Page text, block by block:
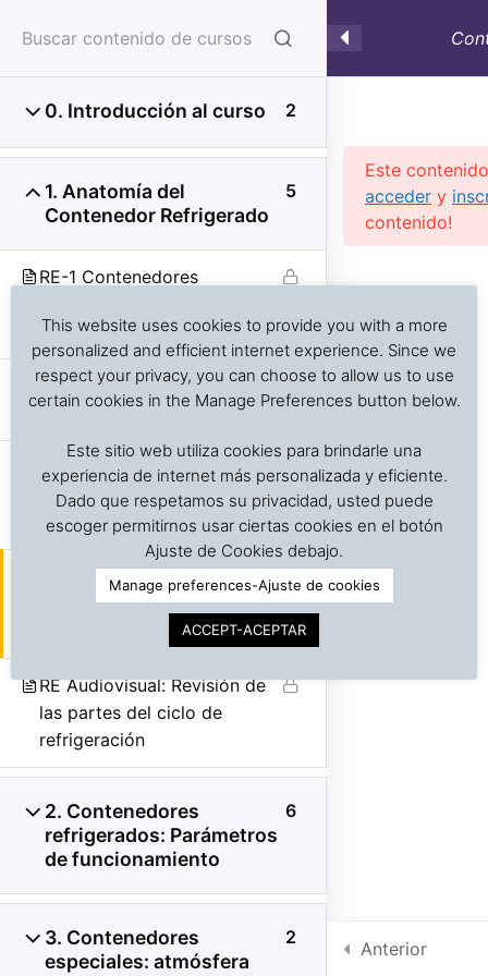
Previous Slide
◀︎
Investigación de daños a alimentos en contenedores
temperatura, ventilación, demoras, condición del
producto, embalaje, estiba y transferencia de carga.
Transporte refrigerado alimentos
0. Introducción al curso 2
1. Anatomía del
Contenedor Refrigerado
5
RE-1 Contenedores
nomenclatura de siglas
RE-2 Dimensiones y
características interiores
RE Audiovisual:
Presentándole al contenedor
refrigerado (Maersk-Inglés)
RE-3 Sistema de
refrigeración, maquinaria,
RE Audiovisual: Revisión de
las partes del ciclo de
refrigeración
2. Contenedores
refrigerados: Parámetros
de funcionamiento
6
3. Contenedores
especiales: atmósfera
2
Este
acceder y
contenido!
Anterior
Copyright | Derechos reservados | Dr. J. A. Barreiro
Cargo Inspection Service LLC | 2018-2025
Política de Privacidad
Condiciones de uso
Intra-net
This website uses cookies to provide you with a more
personalized and efficient internet experience. Since we
respect your privacy, you can choose to allow us to use
certain cookies in the Manage Preferences button below.
Este sitio web utiliza cookies para brindarle una
experiencia de internet más personalizada y eficiente.
Dado que respetamos su privacidad, usted puede
escoger permitirnos usar ciertas cookies en el botón
Ajuste de Cookies debajo.
Manage preferences-Ajuste de cookies
ACCEPT-ACEPTAR